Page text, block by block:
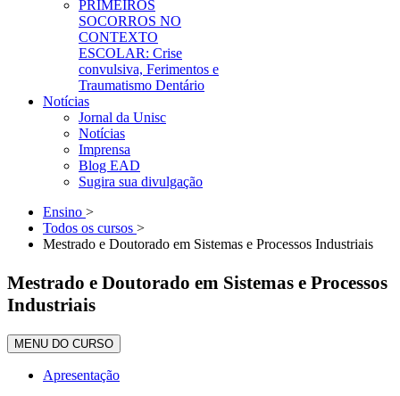
PRIMEIROS
SOCORROS NO
CONTEXTO
ESCOLAR: Crise
convulsiva, Ferimentos e
Traumatismo Dentário
Notícias
Jornal da Unisc
Notícias
Imprensa
Blog EAD
Sugira sua divulgação
Ensino >
Todos os cursos >
Mestrado e Doutorado em Sistemas e Processos Industriais
Mestrado e Doutorado em Sistemas e Processos
Industriais
MENU DO CURSO
Apresentação